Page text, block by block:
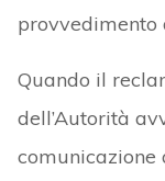
provvedimento
Quando il
dell’Autorità
comunicazione